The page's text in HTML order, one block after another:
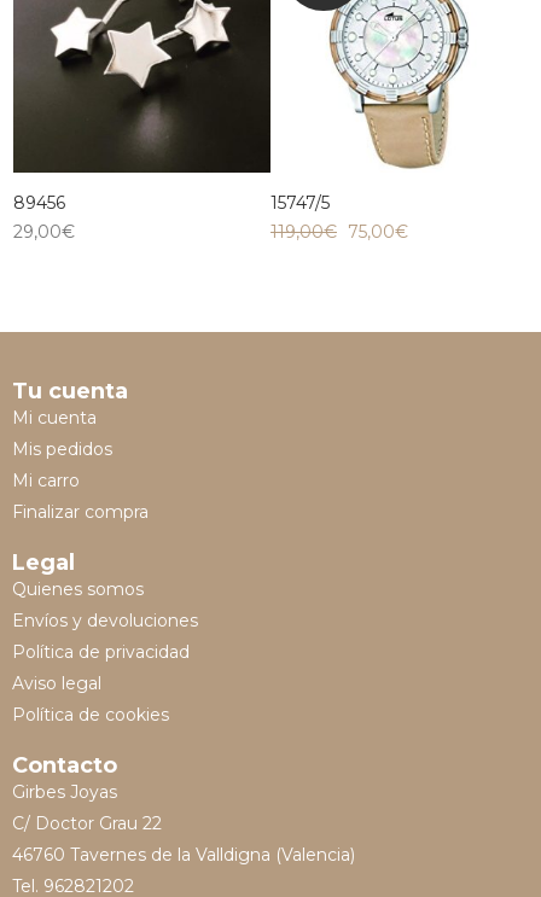
89456
29,00€
15747/5
119,00€ 75,00€
Tu cuenta
Mi cuenta
Mis pedidos
Mi carro
Finalizar compra
Legal
Quienes somos
Envíos y devoluciones
Política de privacidad
Aviso legal
Política de cookies
Contacto
Girbes Joyas
C/ Doctor Grau 22
46760 Tavernes de la Valldigna (Valencia)
Tel. 962821202